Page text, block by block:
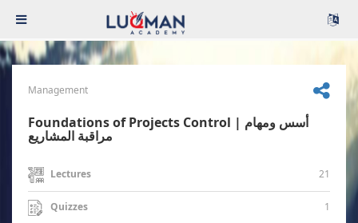
Management
Foundations of Projects Control | أسس ومهام
مراقبة المشاريع
Lectures 21
Quizzes 1